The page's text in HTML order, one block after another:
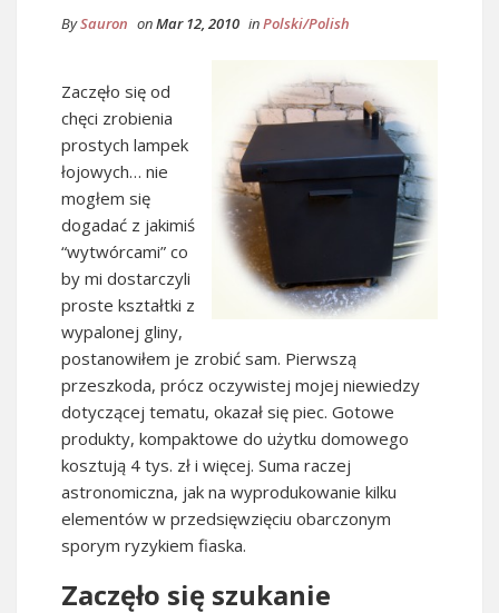
BySauron onMar 12, 2010 inPolski/Polish
Zaczęło się od
chęci zrobienia
prostych lampek
łojowych… nie
mogłem się
dogadać z jakimiś
“wytwórcami” co
by mi dostarczyli
proste kształtki z
wypalonej gliny,
postanowiłem je zrobić sam. Pierwszą
przeszkoda, prócz oczywistej mojej niewiedzy
dotyczącej tematu, okazał się piec. Gotowe
produkty, kompaktowe do użytku domowego
kosztują 4 tys. zł i więcej. Suma raczej
astronomiczna, jak na wyprodukowanie kilku
elementów w przedsięwzięciu obarczonym
sporym ryzykiem fiaska.
Zaczęło się szukanie